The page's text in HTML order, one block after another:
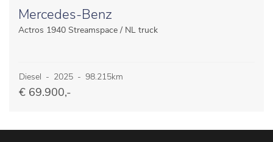
Mercedes-Benz
Actros 1940 Streamspace / NL truck
Diesel - 2025 - 98.215km
€ 69.900,-